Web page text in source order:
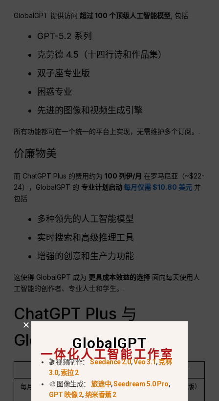
GlobalGPT 提供访问 超过 100 个顶级人工智能模型 , 包括
GPT-5.2 系列
克劳德 4.5（十四行诗和作品集）
双子座专业版
困惑专业
先进的图像和视频生成引擎
所有功能都可在一个统一的平台上实现，无需维护多个订阅。.
价廉物美
而 ChatGPT Plus 的费用约为100 列伊/月 在罗马尼亚（~$22-
24），GlobalGPT 的 专业计划启动每月仅需 $10.80 美元 并
包括
多种领先的人工智能模型
实时搜索和高级推理工具
增强的创意和生产力功能
这使得 GlobalGPT 成为 更具成本效益的选择 面向每天使用人
工智能的创作者、专业人士和学生。.
ChatGPT Plus 与
GlobalGPT（快速比较）
特点 GlobalGPT
每月费用（罗马尼
亚）
~$22-24
~lei 100
~$10.80（专业版）
GlobalGPT
一体化人工智能工作室
🎬 视频制作：Seedance 2.0,Veo 3.1,克林
3.0,索拉 2
🎨 图像生成：旅途中,Seedream 5.0 Pro,
GPT 映像 2,纳米香蕉 2